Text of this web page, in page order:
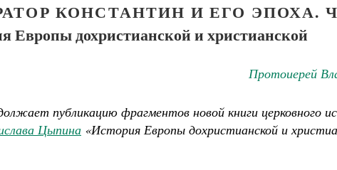
КОНСТАНТИН И ЕГО ЭПОХА.
Европы дохристианской и христианской
Протоиерей
публикацию фрагментов новой книги церковного
Цыпина «История Европы дохристианской и